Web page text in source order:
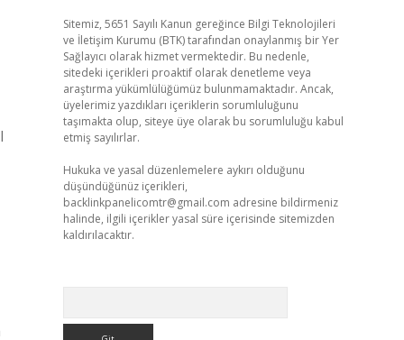
Sitemiz, 5651 Sayılı Kanun gereğince Bilgi Teknolojileri
ve İletişim Kurumu (BTK) tarafından onaylanmış bir Yer
Sağlayıcı olarak hizmet vermektedir. Bu nedenle,
sitedeki içerikleri proaktif olarak denetleme veya
araştırma yükümlülüğümüz bulunmamaktadır. Ancak,
üyelerimiz yazdıkları içeriklerin sorumluluğunu
taşımakta olup, siteye üye olarak bu sorumluluğu kabul
etmiş sayılırlar.
Hukuka ve yasal düzenlemelere aykırı olduğunu
düşündüğünüz içerikleri,
backlinkpanelicomtr@gmail.com adresine bildirmeniz
halinde, ilgili içerikler yasal süre içerisinde sitemizden
kaldırılacaktır.